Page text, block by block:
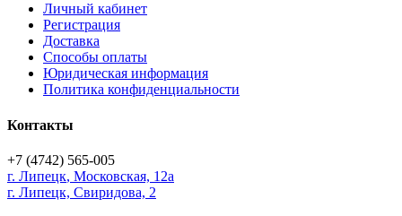
Личный кабинет
Регистрация
Доставка
Способы оплаты
Юридическая информация
Политика конфиденциальности
Контакты
+7 (4742) 565-005
г. Липецк, Московская, 12а
г. Липецк, Свиридова, 2